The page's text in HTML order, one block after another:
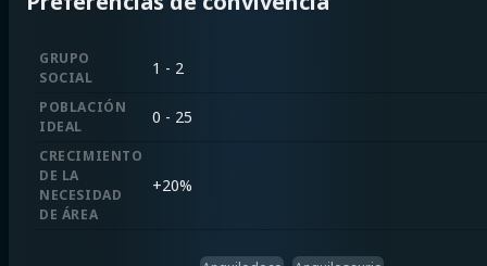
GRUPO
SOCIAL
1 - 2
POBLACIÓN
IDEAL
0 - 25
CRECIMIENTO
DE LA
NECESIDAD
DE ÁREA
+20%